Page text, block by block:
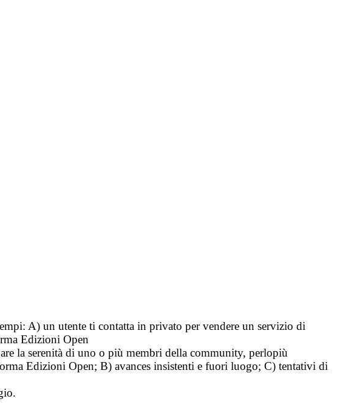
A) un utente ti contatta in privato per vendere un servizio di
Edizioni Open
la serenità di uno o più membri della community, perlopiù
Edizioni Open; B) avances insistenti e fuori luogo; C) tentativi di